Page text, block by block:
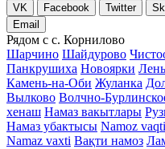
VK Facebook Twitter
Email
Рядом с с. Корнилово
Шарчино Шайдурово
Панкрушиха Новоярки
Камень-на-Оби Жуланка
Вылково Волчно-
хенаш Намаз вакытлары
Намаз убактысы Namoz vaqti
Namaz vaxti Вақти намоз